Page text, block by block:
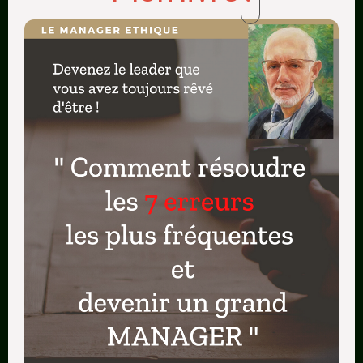
Dénigrement du produit, des prix, des
stratégies, du packaging… Persuadé que
l’on fait fausse route
Est-il le seul dans cette situation ?
Non un autre collègue se montre aussi
dubitatif et négatif
Avait-il des affinités avec ce collègue
Non pas plus que cela, il semble s’être
rallié à son pessimisme latent
Ai-je été toujours à l’écoute de ces signes ?
Pas franchement, le produit est bon, bien
positionné et nous avons communiqué